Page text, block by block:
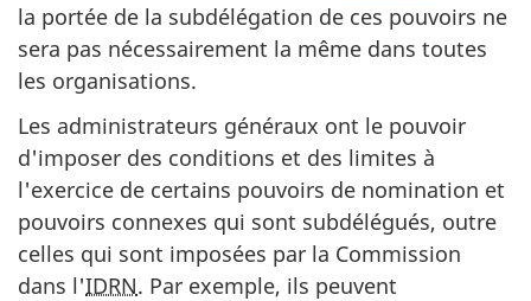
la portée de la subdélégation de ces pouvoirs ne
sera pas nécessairement la même dans toutes
les organisations.
Les administrateurs généraux ont le pouvoir
d'imposer des conditions et des limites à
l'exercice de certains pouvoirs de nomination et
pouvoirs connexes qui sont subdélégués, outre
celles qui sont imposées par la Commission
dans l'IDRN. Par exemple, ils peuvent